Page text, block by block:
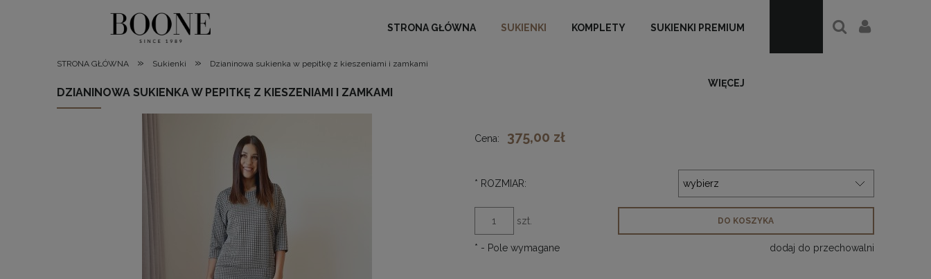
STRONA GŁÓWNA SUKIENKI KOMPLETY SUKIENKI PREMIUM
WIĘCEJ
STRONA GŁÓWNA » Sukienki » Dzianinowa sukienka w pepitkę z kieszeniami i zamkami
DZIANINOWA SUKIENKA W PEPITKĘ Z KIESZENIAMI I ZAMKAMI
Cena: 375,00 zł
* ROZMIAR:
szt. DO KOSZYKA
dodaj do przechowalni
* - Pole wymagane